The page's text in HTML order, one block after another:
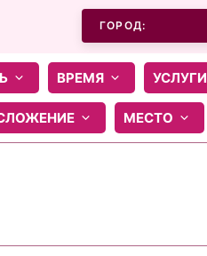
ГОРОД:
ВРЕМЯ УСЛУГИ
МЕСТО